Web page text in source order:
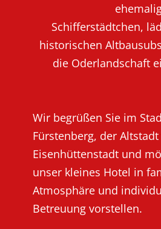
Schifferstädtchen,
historischen
die Oderlandschaft
Wir begrüßen Sie im
Fürstenberg, der
Eisenhüttenstadt und
unser kleines Hotel in
Atmosphäre und
Betreuung vorstellen.